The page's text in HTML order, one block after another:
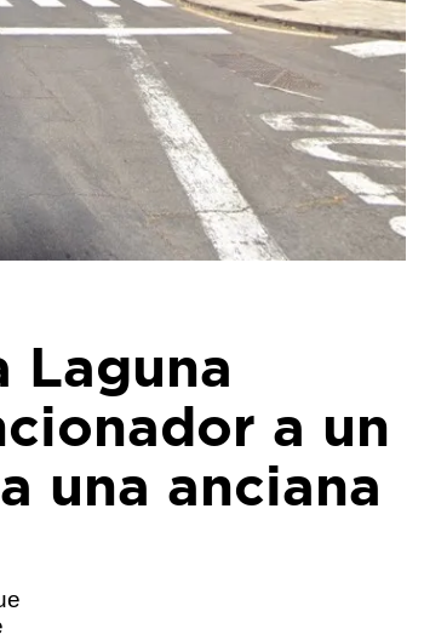
Laguna
a un
una anciana